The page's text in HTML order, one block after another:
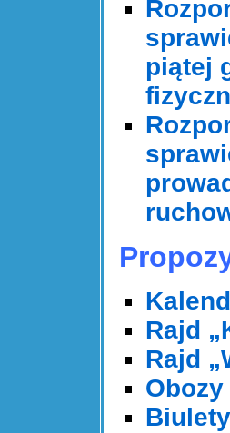
piątej
Rajd
Rajd
Obozy